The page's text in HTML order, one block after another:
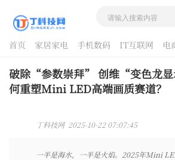
首页 家居家电 手机数码 IT互联网 电
酷品评测
破除“参数崇拜” 创维“变色龙
何重塑Mini LED高端画质赛道？
丁科技网 2025-10-22 07:07:45
一半是海水，一半是火焰。2025年Mini